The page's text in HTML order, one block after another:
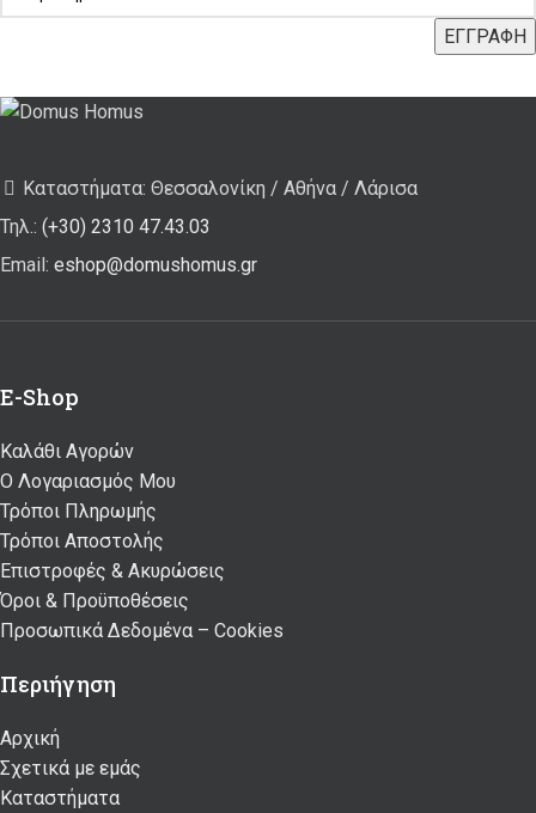
Καταστήματα: Θεσσαλονίκη / Αθήνα / Λάρισα
Τηλ.: (+30) 2310 47.43.03
Email: eshop@domushomus.gr
E-Shop
Καλάθι Αγορών
Ο Λογαριασμός Μου
Τρόποι Πληρωμής
Τρόποι Αποστολής
Επιστροφές & Ακυρώσεις
Όροι & Προϋποθέσεις
Προσωπικά Δεδομένα – Cookies
Περιήγηση
Αρχική
Σχετικά με εμάς
Καταστήματα